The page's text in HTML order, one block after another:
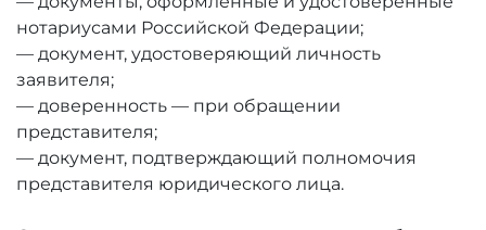
нотариусами Российской Федерации;
— документ, удостоверяющий личность
заявителя;
— доверенность — при обращении
представителя;
— документ, подтверждающий полномочия
представителя юридического лица.